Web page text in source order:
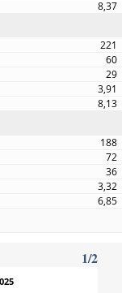
8,37
221
60
29
3,91
8,13
188
72
36
3,32
6,85